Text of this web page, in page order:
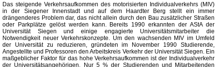
Das steigende Verkehrsaufkommen des motorisierten Individualverkehrs (MIV)
in der Siegener Innenstadt und auf dem Haardter Berg stellt ein immer
drängenderes Problem dar, das nicht allein durch den Bau zusätzlicher Straßen
oder Parkplätze gelöst werden kann. Bereits 1990 erkannten der AStA der
Universität Siegen und einige engagierte Universitätsmitarbeiter die
Notwendigkeit neuer Verkehrskonzepte. Um den wachsenden MIV im Umfeld
der Universität zu reduzieren, gründeten im November 1990 Studierende,
Angestellte und Professoren den Arbeitskreis Verkehr der Universität Siegen. Ein
maßgeblicher Faktor für das hohe Verkehrsaufkommen ist der Individualverkehr
der Universitätsangehörigen. Nur 5 % der Studierenden und Mitarbeitenden